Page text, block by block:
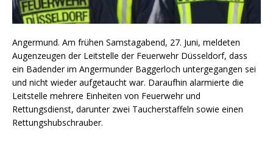
Angermund. Am frühen Samstagabend, 27. Juni, meldeten
Augenzeugen der Leitstelle der Feuerwehr Düsseldorf, dass
ein Badender im Angermunder Baggerloch untergegangen sei
und nicht wieder aufgetaucht war. Daraufhin alarmierte die
Leitstelle mehrere Einheiten von Feuerwehr und
Rettungsdienst, darunter zwei Taucherstaffeln sowie einen
Rettungshubschrauber.